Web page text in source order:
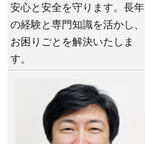
安心と安全を守ります。長年
の経験と専門知識を活かし、
お困りごとを解決いたしま
す。